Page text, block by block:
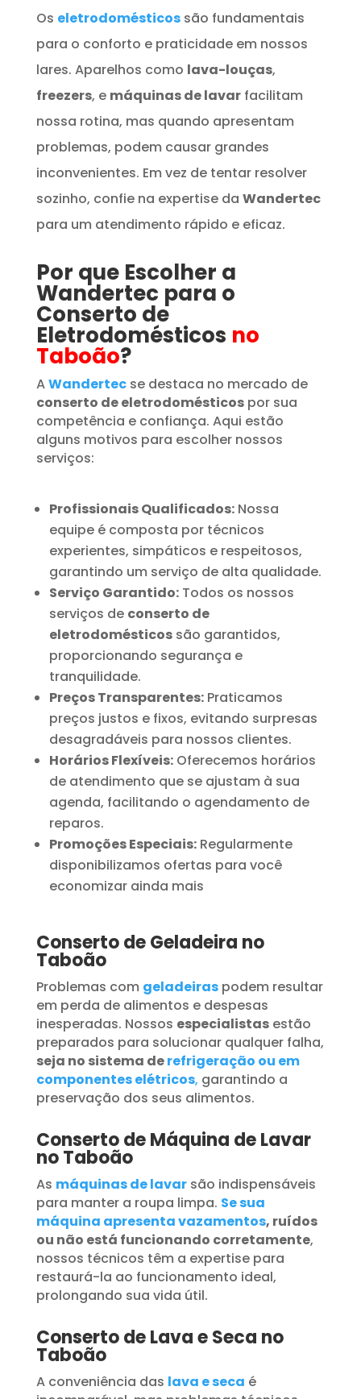
Os eletrodomésticos são fundamentais
para o conforto e praticidade em nossos
lares. Aparelhos como lava-louças,
freezers, e máquinas de lavarfacilitam
nossa rotina, mas quando apresentam
problemas, podem causar grandes
inconvenientes. Em vez de tentar resolver
sozinho, confie na expertise da Wandertec
para um atendimento rápido e eficaz.
Por que Escolher a
Wandertec para o
Conserto de
Eletrodomésticos no
Taboão?
AWandertecse destaca no mercado de
conserto de eletrodomésticospor sua
competência e confiança. Aqui estão
alguns motivos para escolher nossos
serviços:
Profissionais Qualificados:Nossa
equipe é composta por técnicos
experientes, simpáticos e respeitosos,
garantindo um serviço de alta qualidade.
Serviço Garantido:Todos os nossos
serviços de conserto de
eletrodomésticossão garantidos,
proporcionando segurança e
tranquilidade.
Preços Transparentes:Praticamos
preços justos e fixos, evitando surpresas
desagradáveis para nossos clientes.
Horários Flexíveis:Oferecemos horários
de atendimento que se ajustam à sua
agenda, facilitando o agendamento de
reparos.
Promoções Especiais:Regularmente
disponibilizamos ofertas para você
economizar ainda mais
Conserto de Geladeira no
Taboão
Problemas com geladeiraspodem resultar
em perda de alimentos e despesas
inesperadas. Nossos especialistasestão
preparados para solucionar qualquer falha,
seja no sistema derefrigeração ou em
componentes elétricos, garantindo a
preservação dos seus alimentos.
Conserto de Máquina de Lavar
no Taboão
As máquinas de lavar são indispensáveis
para manter a roupa limpa. Se sua
máquina apresenta vazamentos, ruídos
ou não está funcionando corretamente,
nossos técnicos têm a expertise para
restaurá-la ao funcionamento ideal,
prolongando sua vida útil.
Conserto de Lava e Seca no
Taboão
A conveniência das lava e seca é